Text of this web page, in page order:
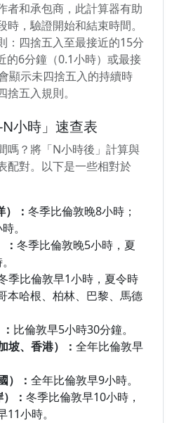
者和承包商，此計算器有助
，驗證開始和結束時間。
：四捨五入至最接近的15分
的6分鐘（0.1小時）或最接
顯示未四捨五入的持續時
五入規則。
小時」速查表
嗎？將「N小時後」計算與
配對。以下是一些相對於
： 冬季比倫敦晚8小時；
。
冬季比倫敦晚5小時，夏
季比倫敦早1小時，夏令時
本哈根、柏林、巴黎、馬德
比倫敦早5小時30分鐘。
坡、香港）： 全年比倫敦早
）： 全年比倫敦早9小時。
： 冬季比倫敦早10小時，
小時。